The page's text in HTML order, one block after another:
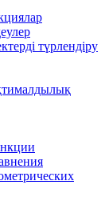
түрлендіру